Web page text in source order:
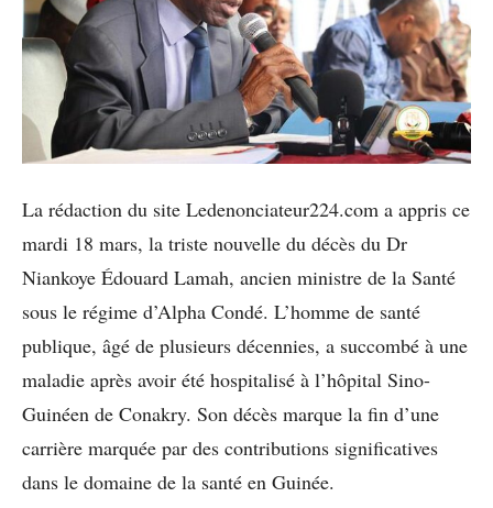
La rédaction du site Ledenonciateur224.com a appris ce
mardi 18 mars, la triste nouvelle du décès du Dr
Niankoye Édouard Lamah, ancien ministre de la Santé
sous le régime d’Alpha Condé. L’homme de santé
publique, âgé de plusieurs décennies, a succombé à une
maladie après avoir été hospitalisé à l’hôpital Sino-
Guinéen de Conakry. Son décès marque la fin d’une
carrière marquée par des contributions significatives
dans le domaine de la santé en Guinée.